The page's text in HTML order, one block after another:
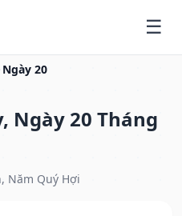
Ngày 20
Ngày 20 Tháng
Năm Quý Hợi